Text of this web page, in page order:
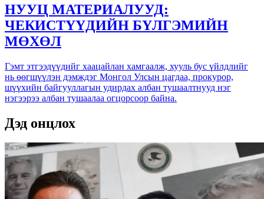
НУУЦ МАТЕРИАЛУУД:
ЧЕКИСТҮҮДИЙН БҮЛГЭМИЙН
МӨХӨЛ
Гэмт этгээдүүдийг хаацайлан хамгаалж, хууль бус үйлдлийг
нь өөгшүүлэн дэмждэг Монгол Улсын цагдаа, прокурор,
шүүхийн байгууллагын удирдах албан тушаалтнууд нэг
нэгээрээ албан тушаалаа огцорсоор байна.
Дэд онцлох